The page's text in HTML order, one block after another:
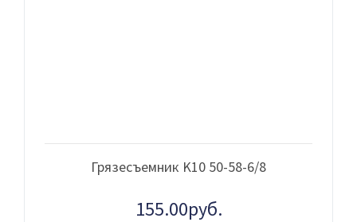
Грязесъемник K10 50-58-6/8
155.00руб.